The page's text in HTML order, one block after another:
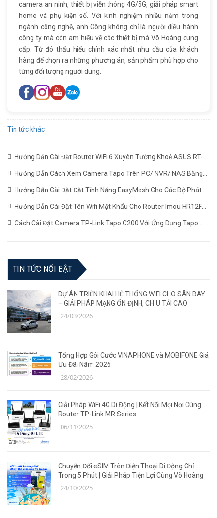
camera an ninh, thiết bị viễn thông 4G/5G, giải pháp smart
home và phụ kiện số. Với kinh nghiệm nhiều năm trong
ngành công nghệ, anh Công không chỉ là người điều hành
công ty mà còn am hiểu về các thiết bị mà Võ Hoàng cung
cấp. Từ đó thấu hiểu chính xác nhất nhu cầu của khách
hàng để chọn ra những phương án, sản phẩm phù hợp cho
từng đối tượng người dùng.
Tin tức khác
Hướng Dẫn Cài Đặt Router WiFi 6 Xuyên Tường Khoẻ ASUS RT-
AX1800HP Mới Nhất
(22/06/2024)
Hướng Dẫn Cách Xem Camera Tapo Trên PC/ NVR/ NAS Bằng
Giao Thức RTSP
(24/05/2024)
Hướng Dẫn Cài Đặt Đặt Tính Năng EasyMesh Cho Các Bộ Phát
WiFi TP-LINK (19/12/2023)
Hướng Dẫn Cài Đặt Tên Wifi Mật Khẩu Cho Router Imou HR12F
Mới Nhất
(02/11/2023)
Cách Cài Đặt Camera TP-Link Tapo C200 Với Ứng Dụng Tapo
TIN TỨC NỔI BẬT
DỰ ÁN TRIỂN KHAI HỆ THỐNG WIFI CHO SÂN BAY
– GIẢI PHÁP MẠNG ỔN ĐỊNH, CHỊU TẢI CAO
24/03/2026
Tổng Hợp Gói Cước VINAPHONE và MOBIFONE Giá
Ưu Đãi Năm 2026
28/02/2026
Giải Pháp WiFi 4G Di Động | Kết Nối Mọi Nơi Cùng
Router TP-Link MR Series
06/11/2025
Chuyển Đổi eSIM Trên Điện Thoại Di Động Chỉ
Trong 5 Phút | Giải Pháp Tiện Lợi Cùng Võ Hoàng
24/10/2025